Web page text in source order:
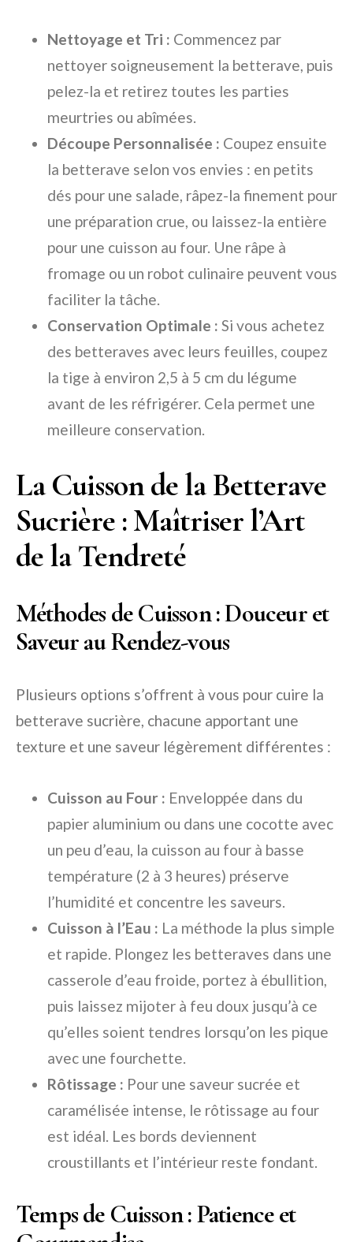
Nettoyage et Tri : Commencez par
nettoyer soigneusement la betterave, puis
pelez-la et retirez toutes les parties
meurtries ou abîmées.
Découpe Personnalisée : Coupez ensuite
la betterave selon vos envies : en petits
dés pour une salade, râpez-la finement pour
une préparation crue, ou laissez-la entière
pour une cuisson au four. Une râpe à
fromage ou un robot culinaire peuvent vous
faciliter la tâche.
Conservation Optimale : Si vous achetez
des betteraves avec leurs feuilles, coupez
la tige à environ 2,5 à 5 cm du légume
avant de les réfrigérer. Cela permet une
meilleure conservation.
La Cuisson de la Betterave
Sucrière : Maîtriser l’Art
de la Tendreté
Méthodes de Cuisson : Douceur et
Saveur au Rendez-vous
Plusieurs options s’offrent à vous pour cuire la
betterave sucrière, chacune apportant une
texture et une saveur légèrement différentes :
Cuisson au Four : Enveloppée dans du
papier aluminium ou dans une cocotte avec
un peu d’eau, la cuisson au four à basse
température (2 à 3 heures) préserve
l’humidité et concentre les saveurs.
Cuisson à l’Eau : La méthode la plus simple
et rapide. Plongez les betteraves dans une
casserole d’eau froide, portez à ébullition,
puis laissez mijoter à feu doux jusqu’à ce
qu’elles soient tendres lorsqu’on les pique
avec une fourchette.
Rôtissage : Pour une saveur sucrée et
caramélisée intense, le rôtissage au four
est idéal. Les bords deviennent
croustillants et l’intérieur reste fondant.
Temps de Cuisson : Patience et